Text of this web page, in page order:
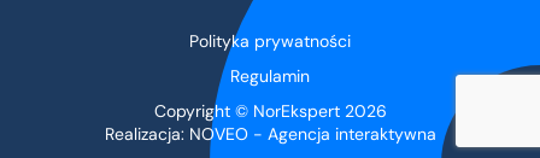
Copyright © NorEkspert 2026
Polityka prywatności
Regulamin
Realizacja: NOVEO - Agencja interaktywna